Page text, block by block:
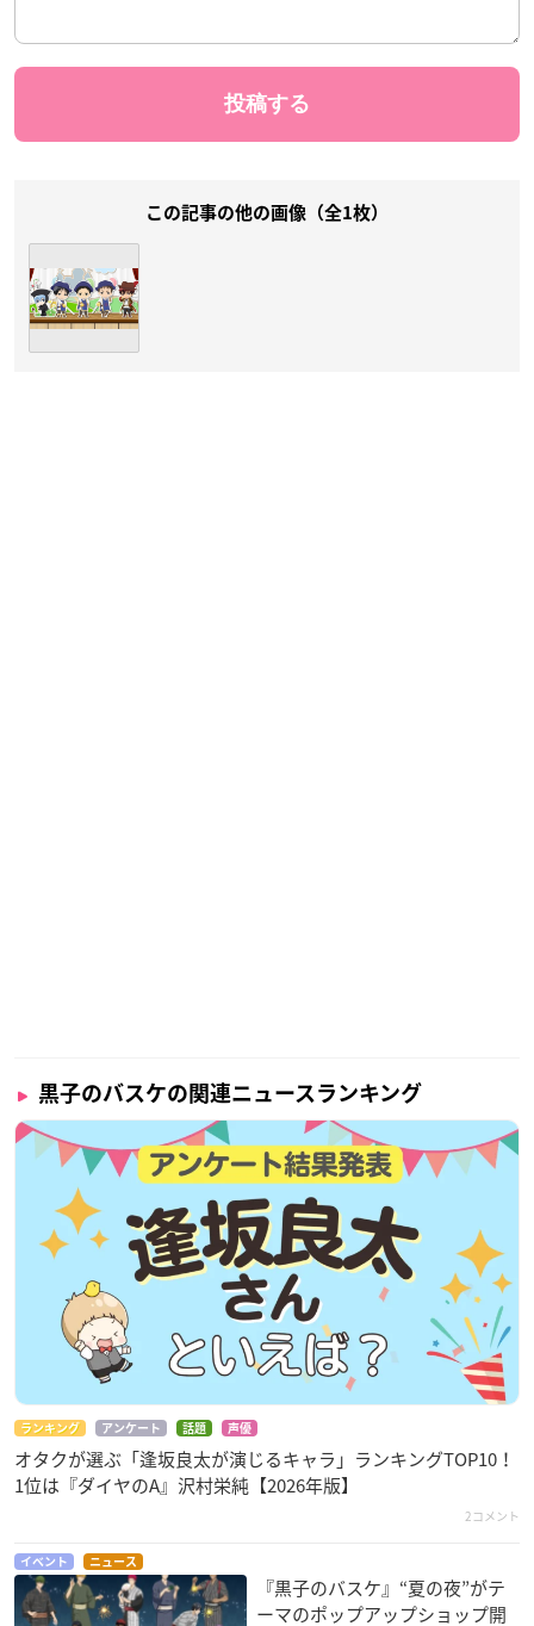
この記事の他の画像（全1枚）
黒子のバスケの関連ニュースランキング
ランキング アンケート 話題 声優
オタクが選ぶ「逢坂良太が演じるキャラ」ランキングTOP10！
1位は『ダイヤのA』沢村栄純【2026年版】
2コメント
イベント ニュース
『黒子のバスケ』“夏の夜”がテ
ーマのポップアップショップ開